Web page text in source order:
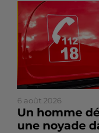
6 août 2026
Un homme
une noyade